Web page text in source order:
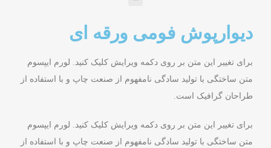
دیوارپوش فومی ورقه ای
برای تغییر این متن بر روی دکمه ویرایش کلیک کنید. لورم ایپسوم
متن ساختگی با تولید سادگی نامفهوم از صنعت چاپ و با استفاده از
طراحان گرافیک است.
برای تغییر این متن بر روی دکمه ویرایش کلیک کنید. لورم ایپسوم
متن ساختگی با تولید سادگی نامفهوم از صنعت چاپ و با استفاده از